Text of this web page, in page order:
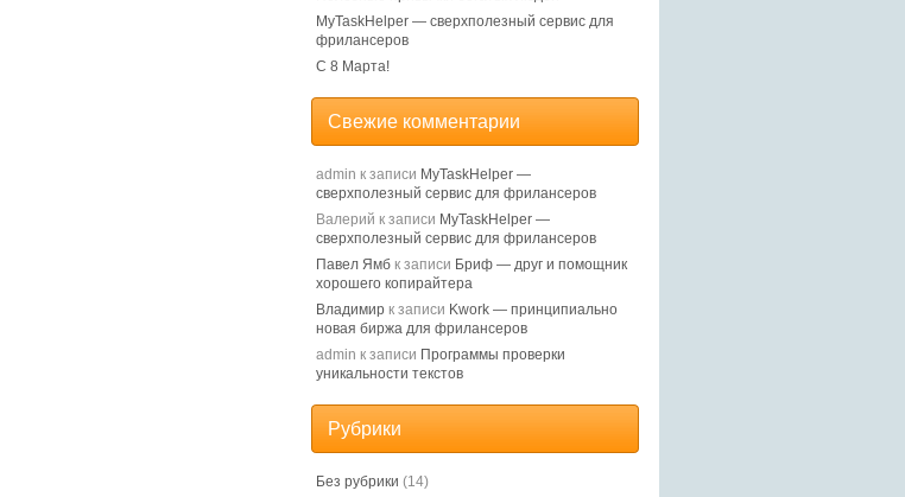
MyTaskHelper — сверхполезный сервис для
фрилансеров
С 8 Марта!
Свежие комментарии
admin к записи MyTaskHelper —
сверхполезный сервис для фрилансеров
Валерий к записи MyTaskHelper —
сверхполезный сервис для фрилансеров
Павел Ямб к записи Бриф — друг и помощник
хорошего копирайтера
Владимир к записи Kwork — принципиально
новая биржа для фрилансеров
admin к записи Программы проверки
уникальности текстов
Рубрики
Без рубрики (14)